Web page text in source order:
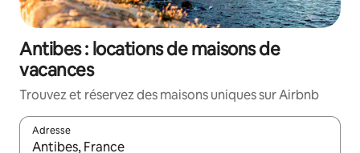
Antibes : locations de maisons de
vacances
Trouvez et réservez des maisons uniques sur Airbnb
Adresse
Lorsque les résultats s'affichent, utilisez les flèches vers le